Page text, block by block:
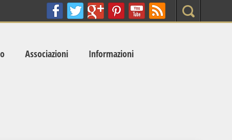
Search
Associazioni Informazioni